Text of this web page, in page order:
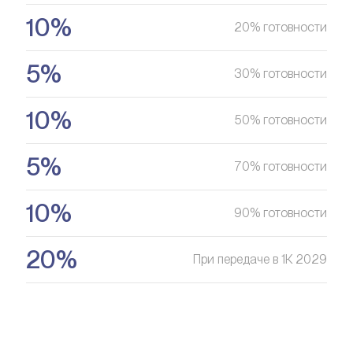
10% 20% готовности
5% 30% готовности
10% 50% готовности
5% 70% готовности
10% 90% готовности
20% При передаче в 1К 2029